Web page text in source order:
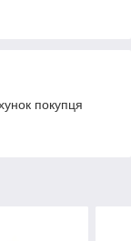
покупця